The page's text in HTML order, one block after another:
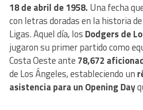
18 de abril de 1958. Una fecha
con letras doradas en la historia
Ligas. Aquel día, los Dodgers de
jugaron su primer partido como
Costa Oeste ante 78,672
de Los Ángeles, estableciendo un
asistencia para un Opening Day